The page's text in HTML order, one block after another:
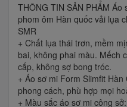
THÔNG TIN SẢN PHẨM
phom ôm Hàn quốc vải lụa
SMR
+ Chất lụa thái trơn, mềm
bai, không phai màu. Mếch
cấp, không sợ bong tróc.
+ Áo sơ mi Form Slimfit
phong cách, phù hợp mọi
+ Màu sắc áo sơ mi công